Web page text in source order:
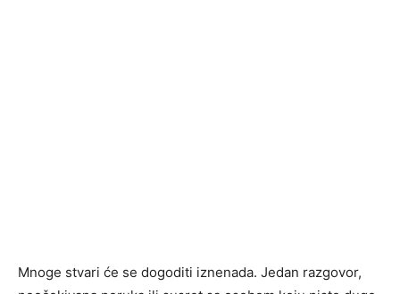
Mnoge stvari će se dogoditi iznenada. Jedan razgovor,